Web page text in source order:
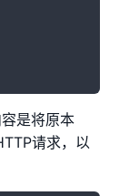
是将原本
请求，以